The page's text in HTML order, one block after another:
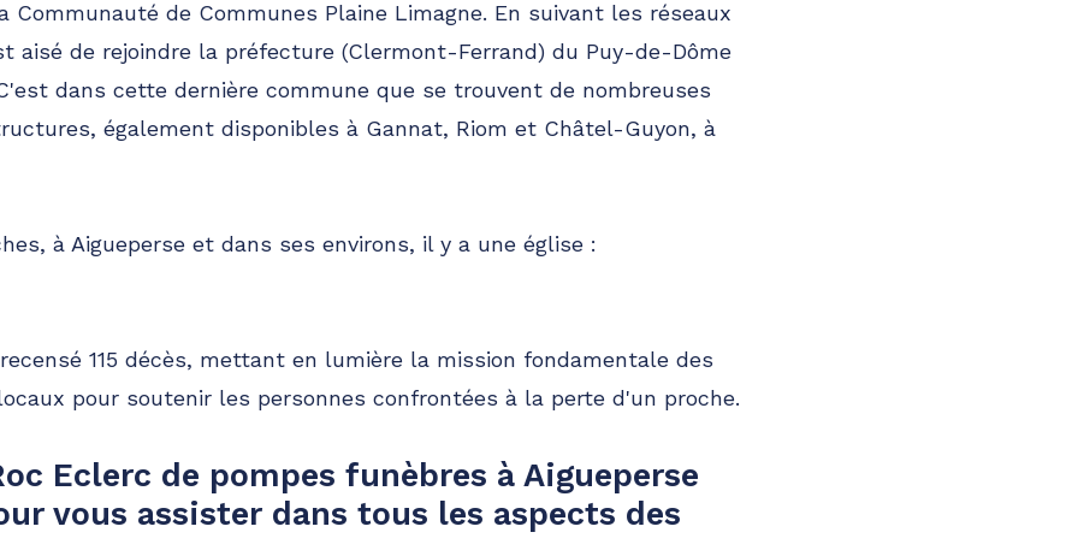
de Communes Plaine Limagne. En suivant les réseaux
aisé de rejoindre la préfecture (Clermont-Ferrand) du Puy-de-Dôme
dans cette dernière commune que se trouvent de nombreuses
également disponibles à Gannat, Riom et Châtel-Guyon, à
à Aigueperse et dans ses environs, il y a une église :
115 décès, mettant en lumière la mission fondamentale des
pour soutenir les personnes confrontées à la perte d'un proche.
Eclerc de pompes funèbres à Aigueperse
vous assister dans tous les aspects des